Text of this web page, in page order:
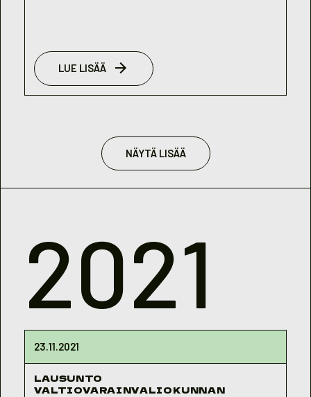
LUE LISÄÄ
NÄYTÄ LISÄÄ
2021
23.11.2021
LAUSUNTO
VALTIOVARAINVALIOKUNNAN